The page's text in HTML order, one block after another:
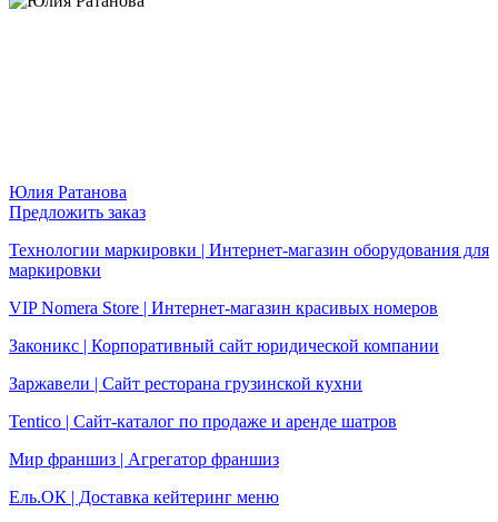
Юлия Ратанова
Предложить заказ
Технологии маркировки | Интернет-магазин оборудования для
маркировки
VIP Nomera Store | Интернет-магазин красивых номеров
Законикс | Корпоративный сайт юридической компании
Заржавели | Сайт ресторана грузинской кухни
Tentico | Сайт-каталог по продаже и аренде шатров
Мир франшиз | Агрегатор франшиз
Ель.ОК | Доставка кейтеринг меню